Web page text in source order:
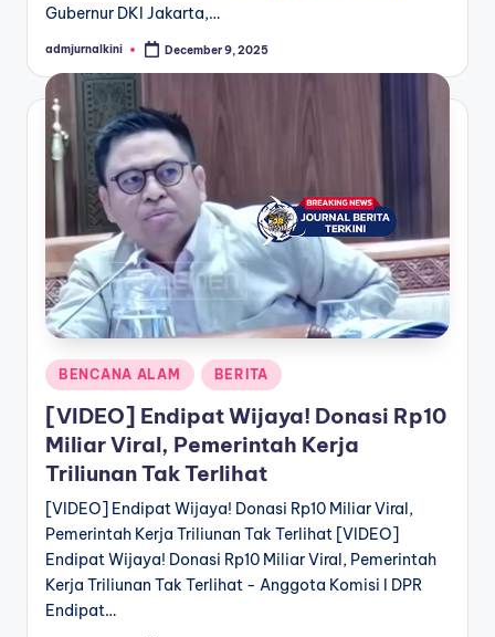
Gubernur DKI Jakarta,…
Posted
admjurnalkini December 9, 2025
Posted
in
BENCANA ALAM BERITA
[VIDEO] Endipat Wijaya! Donasi Rp10
Miliar Viral, Pemerintah Kerja
Triliunan Tak Terlihat
[VIDEO] Endipat Wijaya! Donasi Rp10 Miliar Viral,
Pemerintah Kerja Triliunan Tak Terlihat [VIDEO]
Endipat Wijaya! Donasi Rp10 Miliar Viral, Pemerintah
Kerja Triliunan Tak Terlihat - Anggota Komisi I DPR
Endipat…